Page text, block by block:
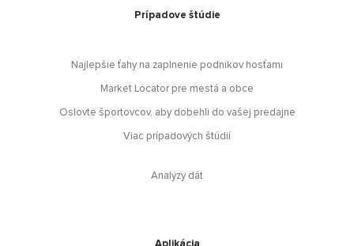
Prípadove štúdie
Najlepšie ťahy na zaplnenie podnikov hosťami
Market Locator pre mestá a obce
Oslovte športovcov, aby dobehli do vašej predajne
Viac prípadových štúdií
Analýzy dát